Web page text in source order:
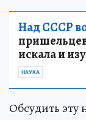
Над СССР
искала и
НАУКА
Обсудить эту